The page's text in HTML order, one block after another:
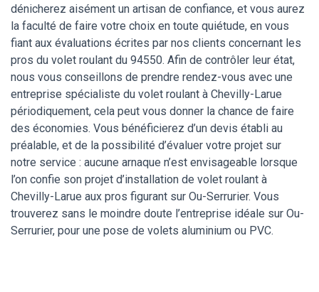
dénicherez aisément un artisan de confiance, et vous aurez
la faculté de faire votre choix en toute quiétude, en vous
fiant aux évaluations écrites par nos clients concernant les
pros du volet roulant du 94550. Afin de contrôler leur état,
nous vous conseillons de prendre rendez-vous avec une
entreprise spécialiste du volet roulant à Chevilly-Larue
périodiquement, cela peut vous donner la chance de faire
des économies. Vous bénéficierez d’un devis établi au
préalable, et de la possibilité d’évaluer votre projet sur
notre service : aucune arnaque n’est envisageable lorsque
l’on confie son projet d’installation de volet roulant à
Chevilly-Larue aux pros figurant sur Ou-Serrurier. Vous
trouverez sans le moindre doute l’entreprise idéale sur Ou-
Serrurier, pour une pose de volets aluminium ou PVC.